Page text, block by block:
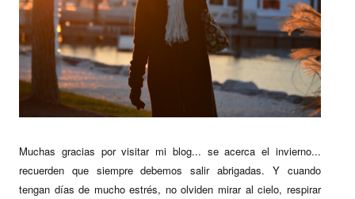
Muchas gracias por visitar mi blog... se acerca el invierno...
recuerden que siempre debemos salir abrigadas. Y cuando
tengan días de mucho estrés, no olviden mirar al cielo, respirar